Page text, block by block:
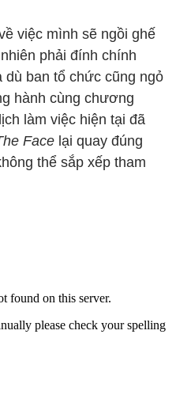
việc mình sẽ ngồi ghế
phải đính chính
dù ban tổ chức cũng ngỏ
hành cùng chương
làm việc hiện tại đã
Face lại quay đúng
thể sắp xếp tham